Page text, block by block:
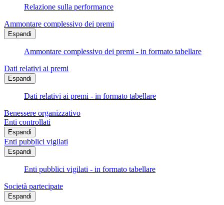
Relazione sulla performance
Ammontare complessivo dei premi
Espandi
Ammontare complessivo dei premi - in formato tabellare
Dati relativi ai premi
Espandi
Dati relativi ai premi - in formato tabellare
Benessere organizzativo
Enti controllati
Espandi
Enti pubblici vigilati
Espandi
Enti pubblici vigilati - in formato tabellare
Società partecipate
Espandi